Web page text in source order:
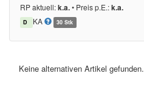
RP aktuell:k.a.• Preis p.E.:k.a.
D KA 30 Stk
Keine alternativen Artikel gefunden.